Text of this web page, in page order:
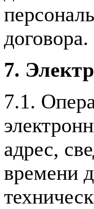
договора.
7.
7.1.
адрес,
времени